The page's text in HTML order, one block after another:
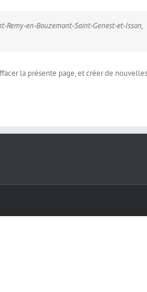
Remy-en-Bouzemont-Saint-Genest-et-Isson,
la présente page, et créer de